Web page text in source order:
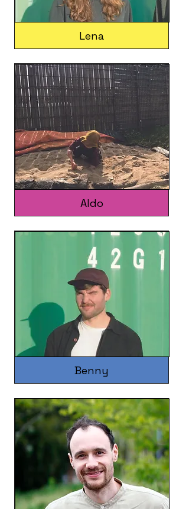
Lena
Aldo
Benny